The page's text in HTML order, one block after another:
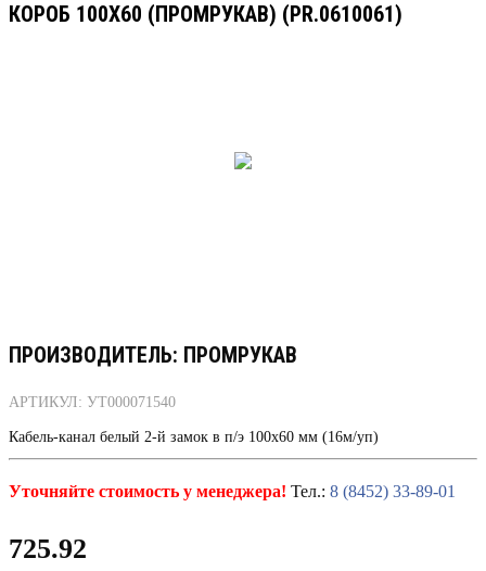
КОРОБ 100Х60 (ПРОМРУКАВ) (PR.0610061)
ПРОИЗВОДИТЕЛЬ: ПРОМРУКАВ
АРТИКУЛ: УТ000071540
Кабель-канал белый 2-й замок в п/э 100х60 мм (16м/уп)
Уточняйте стоимость у менеджера! Тел.: 8 (8452) 33-89-01
725.92